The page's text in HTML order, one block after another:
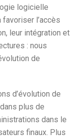
logicielle
l’accès
leur intégration et
: nous
de
d’évolution de
plus de
dans le
finaux. Plus